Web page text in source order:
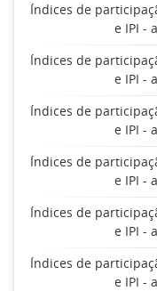
Índices de
e IPI -
Índices de
e IPI -
Índices de
e IPI -
Índices de
e IPI -
Índices de
e IPI -
Índices de
e IPI -